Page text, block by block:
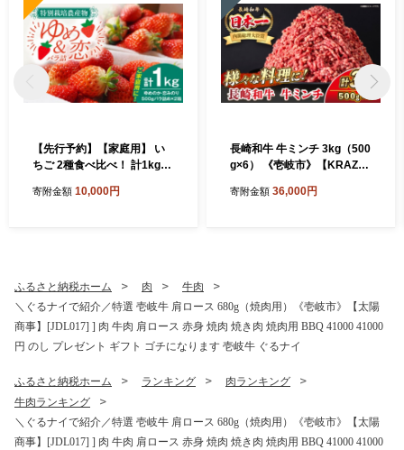
【先行予約】【家庭用】 い
ちご 2種食べ比べ！ 計1kg
027年2月以降順次発送】
寄附金額 10,000円
長崎和牛 牛ミンチ 3kg（500
g×6） 《壱岐市》【KRAZY
ンチ 牛ミンチ ひき肉 挽肉 挽
寄附金額 36,000円
ふるさと納税ホーム 肉
牛肉
＼ぐるナイで紹介／特選 壱岐牛 肩ロース 680g（焼肉用）《壱岐市》【太陽
商事】[JDL017] ] 肉 牛肉 肩ロース 赤身 焼肉 焼き肉 焼肉用 BBQ 41000 41000
円 のし プレゼント ギフト ゴチになります 壱岐牛 ぐるナイ
ふるさと納税ホーム ランキング
肉ランキング
牛肉ランキング
＼ぐるナイで紹介／特選 壱岐牛 肩ロース 680g（焼肉用）《壱岐市》【太陽
商事】[JDL017] ] 肉 牛肉 肩ロース 赤身 焼肉 焼き肉 焼肉用 BBQ 41000 41000